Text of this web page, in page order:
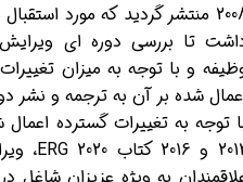
2008 منتشر گردید که مورد
تا بررسی دوره ای
و با توجه به میزان
شده بر آن به ترجمه و نشر
توجه به تغییرات گسترده